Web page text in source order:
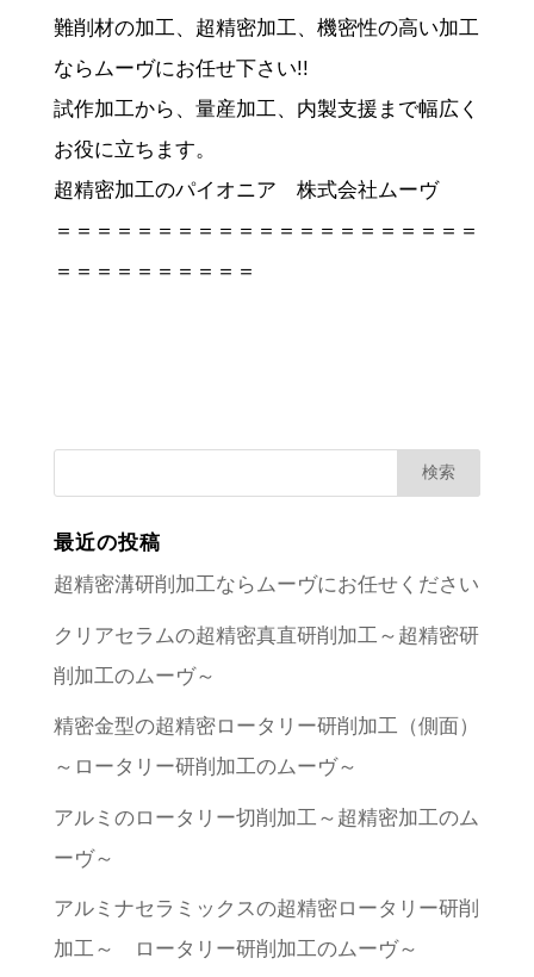
難削材の加工、超精密加工、機密性の高い加工
ならムーヴにお任せ下さい!!
試作加工から、量産加工、内製支援まで幅広く
お役に立ちます。
超精密加工のパイオニア 株式会社ムーヴ
＝＝＝＝＝＝＝＝＝＝＝＝＝＝＝＝＝＝＝＝＝
＝＝＝＝＝＝＝＝＝＝
最近の投稿
超精密溝研削加工ならムーヴにお任せください
クリアセラムの超精密真直研削加工～超精密研
削加工のムーヴ～
精密金型の超精密ロータリー研削加工（側面）
～ロータリー研削加工のムーヴ～
アルミのロータリー切削加工～超精密加工のム
ーヴ～
アルミナセラミックスの超精密ロータリー研削
加工～ ロータリー研削加工のムーヴ～